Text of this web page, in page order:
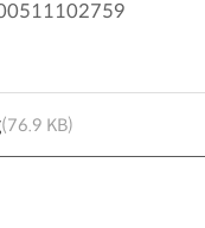
76.9 KB